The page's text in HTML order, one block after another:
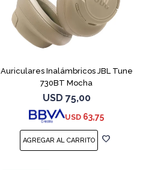
Auriculares Inalámbricos JBL Tune
730BT Mocha
USD 75,00
USD 63,75